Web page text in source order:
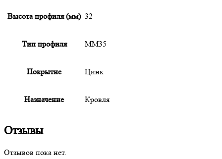
Высота профиля (мм) 32
Тип профиля ММ35
Покрытие Цинк
Назначение Кровля
Отзывы
Отзывов пока нет.